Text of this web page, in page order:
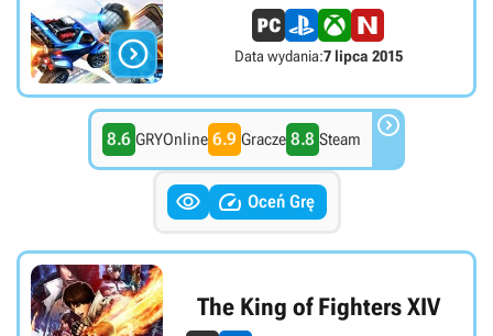
 Data wydania:7 lipca 2015
8.6 GRYOnline 6.9 Gracze 8.8 Steam 
  Oceń Grę
The King of Fighters XIV